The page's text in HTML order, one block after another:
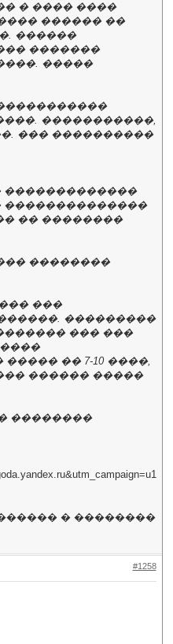
� ���� ����
������ ��
������
�������
�����
�����������,
��� ����������
�������������
��������������
�� ��������
��������
���
���������
��� ���
�� 7-10 ����,
������ �����
��������
� ��������
#1258